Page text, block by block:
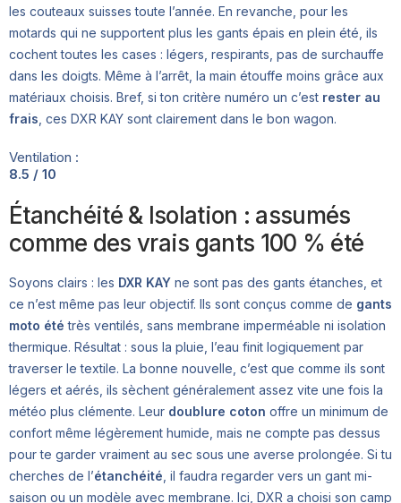
les couteaux suisses toute l’année. En revanche, pour les
motards qui ne supportent plus les gants épais en plein été, ils
cochent toutes les cases : légers, respirants, pas de surchauffe
dans les doigts. Même à l’arrêt, la main étouffe moins grâce aux
matériaux choisis. Bref, si ton critère numéro un c’est rester au
frais , ces DXR KAY sont clairement dans le bon wagon.
Ventilation :
8.5 / 10
Étanchéité & Isolation : assumés
comme des vrais gants 100 % été
Soyons clairs : les DXR KAY ne sont pas des gants étanches, et
ce n’est même pas leur objectif. Ils sont conçus comme de gants
moto été très ventilés, sans membrane imperméable ni isolation
thermique. Résultat : sous la pluie, l’eau finit logiquement par
traverser le textile. La bonne nouvelle, c’est que comme ils sont
légers et aérés, ils sèchent généralement assez vite une fois la
météo plus clémente. Leur doubIure coton offre un minimum de
confort même légèrement humide, mais ne compte pas dessus
pour te garder vraiment au sec sous une averse prolongée. Si tu
cherches de l’étanchéité, il faudra regarder vers un gant mi-
saison ou un modèle avec membrane. Ici, DXR a choisi son camp